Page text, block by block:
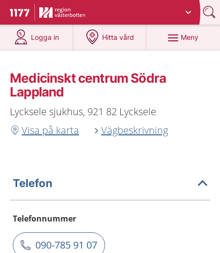
Till startsidan för 1177
Du har valt region
Logga in
på 1177.se
Hitta vård
på 1177.se
Meny
Medicinskt centrum Södra
Lappland
Lycksele sjukhus, 921 82 Lycksele
Visa på karta
Vägbeskrivning
Telefon
Telefonnummer
090-785 91 07